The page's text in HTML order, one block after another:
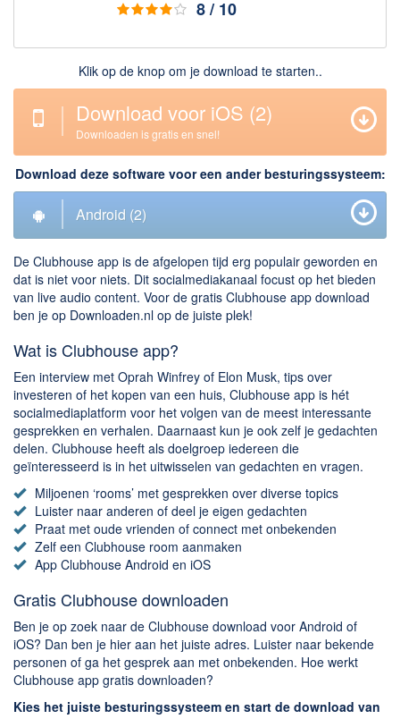
BitTorrent Clients
Nieuwslezers (Downloaden via usenet)
Onderhoud & Veiligheid
Computer opschonen
Veilig online
Productiviteit
Adresboek en contacten
Planning en organisatie
Tekst en Administratie
Algemeen
Chatten en bellen
Dating apps
Parkeer apps
Shopping
Spelletjes en Games
Webbrowsers
8 / 10
Klik op de knop om je download te starten..
Download voor iOS (2)
Downloaden is gratis en snel!
Download deze software voor een ander besturingssysteem:
Android (2)
De Clubhouse app is de afgelopen tijd erg populair geworden en
dat is niet voor niets. Dit socialmediakanaal focust op het bieden
van live audio content. Voor de gratis Clubhouse app download
ben je op Downloaden.nl op de juiste plek!
Wat is Clubhouse app?
Een interview met Oprah Winfrey of Elon Musk, tips over
investeren of het kopen van een huis, Clubhouse app is hét
socialmediaplatform voor het volgen van de meest interessante
gesprekken en verhalen. Daarnaast kun je ook zelf je gedachten
delen. Clubhouse heeft als doelgroep iedereen die
geïnteresseerd is in het uitwisselen van gedachten en vragen.
Miljoenen ‘rooms’ met gesprekken over diverse topics
Luister naar anderen of deel je eigen gedachten
Praat met oude vrienden of connect met onbekenden
Zelf een Clubhouse room aanmaken
App Clubhouse Android en iOS
Gratis Clubhouse downloaden
Ben je op zoek naar de Clubhouse download voor Android of
iOS? Dan ben je hier aan het juiste adres. Luister naar bekende
personen of ga het gesprek aan met onbekenden. Hoe werkt
Clubhouse app gratis downloaden?
Kies het juiste besturingssysteem en start de download van